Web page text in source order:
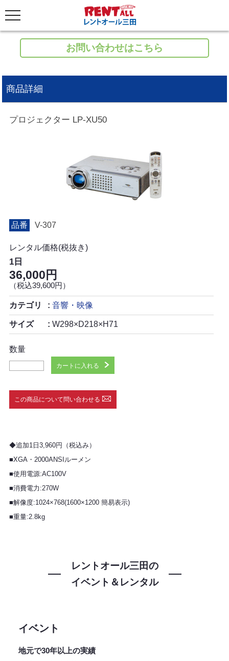
お問い合わせはこちら
商品詳細
プロジェクター LP-XU50
品番 V-307
レンタル価格(税抜き)
1日
36,000円
（税込39,600円）
カテゴリ 音響・映像
サイズ W298×D218×H71
数量
カートに入れる
この商品について問い合わせる
◆追加1日3,960円（税込み）
■XGA・2000ANSIルーメン
■使用電源:AC100V
■消費電力:270W
■解像度:1024×768(1600×1200 簡易表示)
■重量:2.8kg
レントオール三田の
イベント＆レンタル
イベント
地元で30年以上の実績